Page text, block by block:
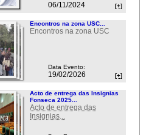
06/11/2024 [+]
Encontros na zona USC...
Encontros na zona USC
Data Evento:
19/02/2026 [+]
Acto de entrega das Insignias
Fonseca 2025...
Acto de entrega das
Insignias...